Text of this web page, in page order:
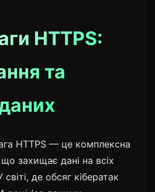
HTTPS:
та
HTTPS — це комплексна
захищає дані на всіх
де обсяг кібератак